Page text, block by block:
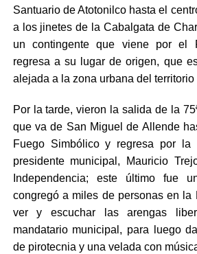
Santuario de Atotonilco hasta el
a los jinetes de la Cabalgata de
un contingente que viene por el
regresa a su lugar de origen, que
alejada a la zona urbana del
Por la tarde, vieron la salida de la
que va de San Miguel de Allende
Fuego Simbólico y regresa por la
presidente municipal, Mauricio
Independencia; este último fue
congregó a miles de personas en la
ver y escuchar las arengas
mandatario municipal, para luego
de pirotecnia y una velada con